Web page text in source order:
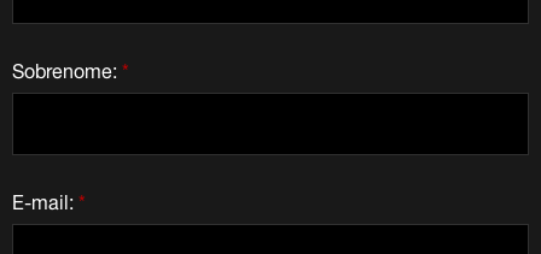
*
Sobrenome:
*
E-mail: